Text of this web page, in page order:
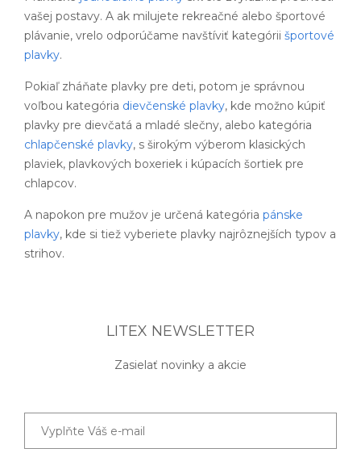
vašej postavy. A ak milujete rekreačné alebo športové
plávanie, vrelo odporúčame navštíviť kategórii športové
plavky.
Pokiaľ zháňate plavky pre deti, potom je správnou
voľbou kategória dievčenské plavky, kde možno kúpiť
plavky pre dievčatá a mladé slečny, alebo kategória
chlapčenské plavky, s širokým výberom klasických
plaviek, plavkových boxeriek i kúpacích šortiek pre
chlapcov.
A napokon pre mužov je určená kategória pánske
plavky, kde si tiež vyberiete plavky najrôznejších typov a
strihov.
LITEX NEWSLETTER
Zasielať novinky a akcie